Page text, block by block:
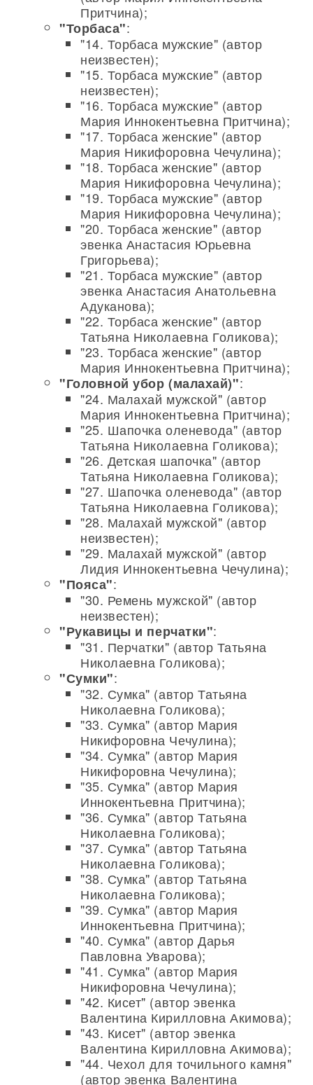
Притчина);
"Торбаса":
"14. Торбаса мужские" (автор
неизвестен);
"15. Торбаса мужские" (автор
неизвестен);
"16. Торбаса мужские" (автор
Мария Иннокентьевна Притчина);
"17. Торбаса женские" (автор
Мария Никифоровна Чечулина);
"18. Торбаса женские" (автор
Мария Никифоровна Чечулина);
"19. Торбаса мужские" (автор
Мария Никифоровна Чечулина);
"20. Торбаса женские" (автор
эвенка Анастасия Юрьевна
Григорьева);
"21. Торбаса мужские" (автор
эвенка Анастасия Анатольевна
Адуканова);
"22. Торбаса женские" (автор
Татьяна Николаевна Голикова);
"23. Торбаса женские" (автор
Мария Иннокентьевна Притчина);
"Головной убор (малахай)":
"24. Малахай мужской" (автор
Мария Иннокентьевна Притчина);
"25. Шапочка оленевода" (автор
Татьяна Николаевна Голикова);
"26. Детская шапочка" (автор
Татьяна Николаевна Голикова);
"27. Шапочка оленевода" (автор
Татьяна Николаевна Голикова);
"28. Малахай мужской" (автор
неизвестен);
"29. Малахай мужской" (автор
Лидия Иннокентьевна Чечулина);
"Пояса":
"30. Ремень мужской" (автор
неизвестен);
"Рукавицы и перчатки":
"31. Перчатки" (автор Татьяна
Николаевна Голикова);
"Сумки":
"32. Сумка" (автор Татьяна
Николаевна Голикова);
"33. Сумка" (автор Мария
Никифоровна Чечулина);
"34. Сумка" (автор Мария
Никифоровна Чечулина);
"35. Сумка" (автор Мария
Иннокентьевна Притчина);
"36. Сумка" (автор Татьяна
Николаевна Голикова);
"37. Сумка" (автор Татьяна
Николаевна Голикова);
"38. Сумка" (автор Татьяна
Николаевна Голикова);
"39. Сумка" (автор Мария
Иннокентьевна Притчина);
"40. Сумка" (автор Дарья
Павловна Уварова);
"41. Сумка" (автор Мария
Никифоровна Чечулина);
"42. Кисет" (автор эвенка
Валентина Кирилловна Акимова);
"43. Кисет" (автор эвенка
Валентина Кирилловна Акимова);
"44. Чехол для точильного камня"
(автор эвенка Валентина